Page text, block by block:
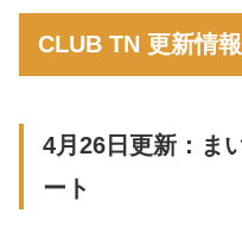
CLUB TN 更新情報
4月26日更新：ま
ート